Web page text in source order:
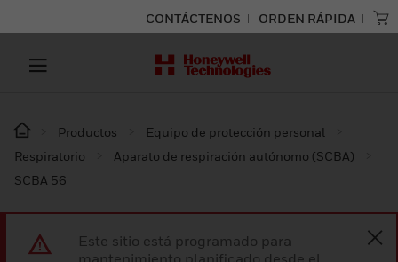
CONTÁCTENOS ORDEN RÁPIDA
Productos
Equipo de protección personal
Respiratorio
Aparato de respiración autónomo (SCBA)
SCBA 56
Este sitio está programado para
mantenimiento planificado desde el